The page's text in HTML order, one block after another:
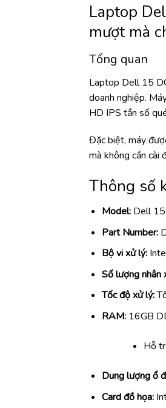
Laptop
mượt mà
Tổng quan
Laptop Dell 15
doanh nghiệp.
HD IPS tần số
Đặc biệt, máy
mà không cần cài
Thông số
Model:Dell
Part Number:
Bộ vi xử lý:
Số lượng nhân
Tốc độ xử lý:
RAM:16GB
Hỗ
Dung lượng ổ
Card đồ họa: